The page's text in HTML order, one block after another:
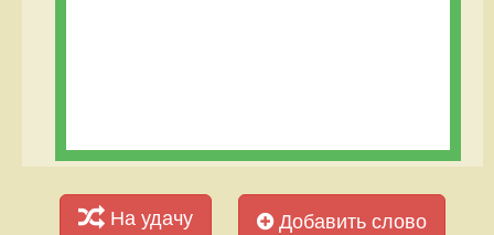
На удачу Добавить слово